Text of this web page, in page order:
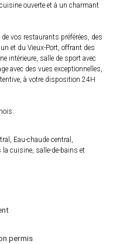
ouverte et à un charmant
vos restaurants préférées, des
et du Vieux-Port, offrant des
intérieure, salle de sport avec
avec des vues exceptionnelles,
à votre disposition 24H
Eau-chaude central,
cuisine, salle-de-bains et
permis